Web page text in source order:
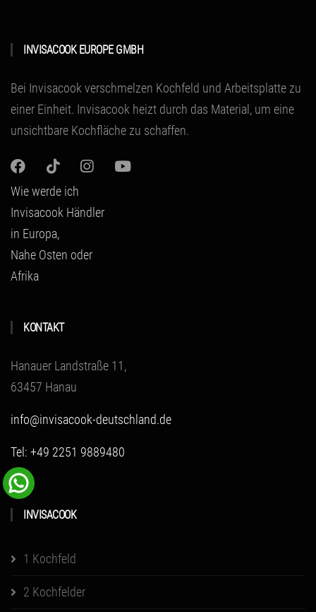
INVISACOOK EUROPE GMBH
Bei Invisacook verschmelzen Kochfeld und Arbeitsplatte zu
einer Einheit. Invisacook heizt durch das Material , um eine
unsichtbare Kochfläche zu schaffen.
Wie werde ich
Invisacook Händler
in Europa,
Nahe Osten oder
Afrika
KONTAKT
Hanauer Landstraße 11,
63457 Hanau
info@invisacook-deutschland.de
Tel: +49 2251 9889480
INVISACOOK
1 Kochfeld
2 Kochfelder